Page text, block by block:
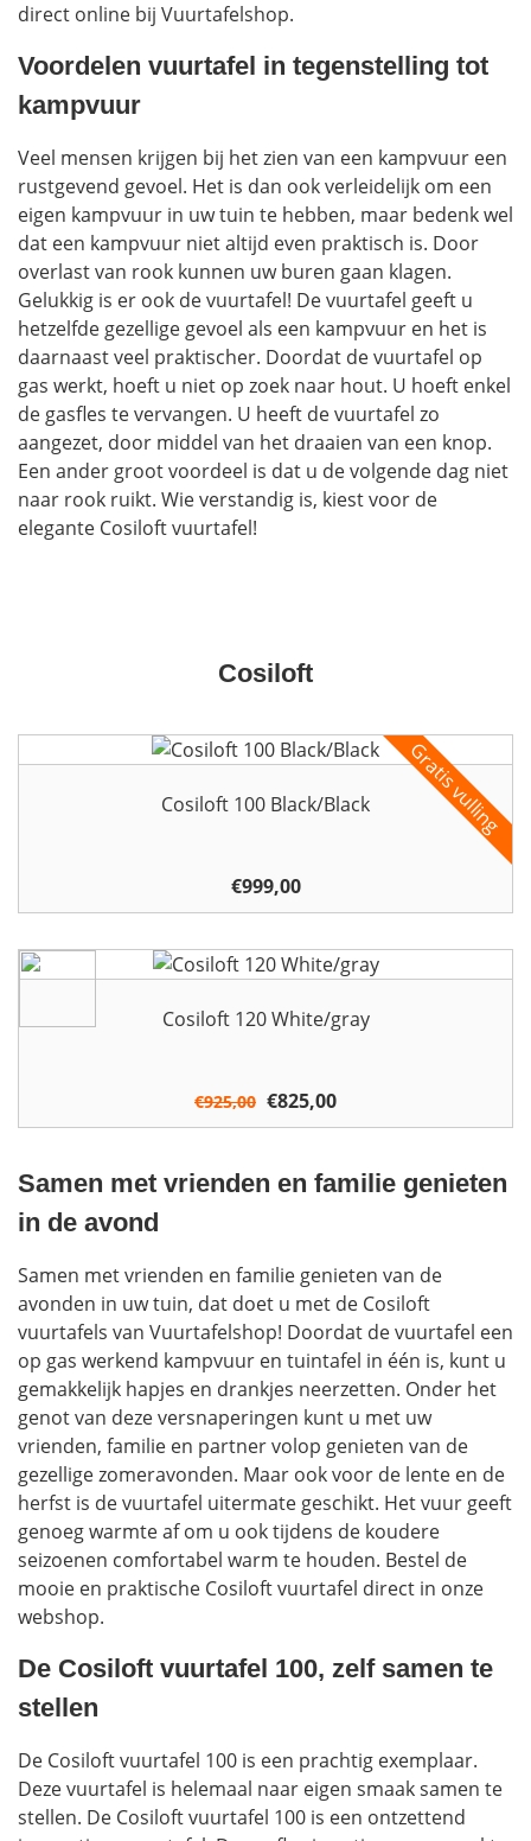
direct online bij Vuurtafelshop.
Voordelen vuurtafel in tegenstelling tot
kampvuur
Veel mensen krijgen bij het zien van een kampvuur een
rustgevend gevoel. Het is dan ook verleidelijk om een
eigen kampvuur in uw tuin te hebben, maar bedenk wel
dat een kampvuur niet altijd even praktisch is. Door
overlast van rook kunnen uw buren gaan klagen.
Gelukkig is er ook de vuurtafel! De vuurtafel geeft u
hetzelfde gezellige gevoel als een kampvuur en het is
daarnaast veel praktischer. Doordat de vuurtafel op
gas werkt, hoeft u niet op zoek naar hout. U hoeft enkel
de gasfles te vervangen. U heeft de vuurtafel zo
aangezet, door middel van het draaien van een knop.
Een ander groot voordeel is dat u de volgende dag niet
naar rook ruikt. Wie verstandig is, kiest voor de
elegante Cosiloft vuurtafel!
Cosiloft
Cosiloft 100 Black/Black
€999,00
Cosiloft 120 White/gray
€925,00 Oorspronkelijke
prijs
€925,00.
€825,00
prijs
€825,00.
Samen met vrienden en familie genieten
in de avond
Samen met vrienden en familie genieten van de
avonden in uw tuin, dat doet u met de Cosiloft
vuurtafels van Vuurtafelshop! Doordat de vuurtafel een
op gas werkend kampvuur en tuintafel in één is, kunt u
gemakkelijk hapjes en drankjes neerzetten. Onder het
genot van deze versnaperingen kunt u met uw
vrienden, familie en partner volop genieten van de
gezellige zomeravonden. Maar ook voor de lente en de
herfst is de vuurtafel uitermate geschikt. Het vuur geeft
genoeg warmte af om u ook tijdens de koudere
seizoenen comfortabel warm te houden. Bestel de
mooie en praktische Cosiloft vuurtafel direct in onze
webshop.
De Cosiloft vuurtafel 100, zelf samen te
stellen
De Cosiloft vuurtafel 100 is een prachtig exemplaar.
Deze vuurtafel is helemaal naar eigen smaak samen te
stellen. De Cosiloft vuurtafel 100 is een ontzettend